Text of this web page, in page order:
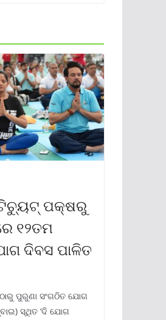
ପକ୍ଷରୁ
୧୨ତମ
ଦିବସ ପାଳିତ
ପୁରୁଣା ସଂଗଠିତ ଯୋଗ
ସ୍ଥିତ ‘ଦି ଯୋଗ